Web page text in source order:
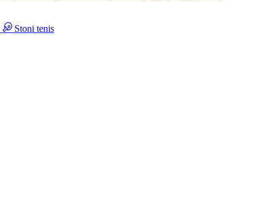
Stoni tenis